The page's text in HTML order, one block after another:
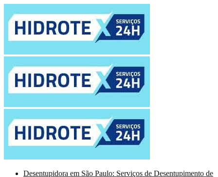
Desentupidora em São Paulo: Serviços de Desentupimento de